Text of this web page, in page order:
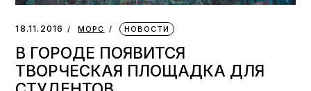
18.11.2016 МОРС НОВОСТИ
В ГОРОДЕ ПОЯВИТСЯ
ТВОРЧЕСКАЯ ПЛОЩАДКА ДЛЯ